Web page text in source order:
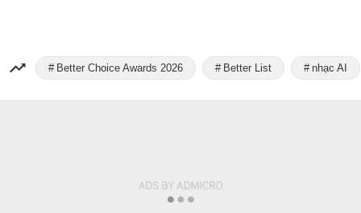
Better Choice Awards 2026 Better List nhạc AI